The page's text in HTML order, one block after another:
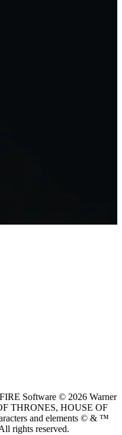
Software © 2026 Warner
THRONES, HOUSE OF
and elements © & ™
rights reserved.